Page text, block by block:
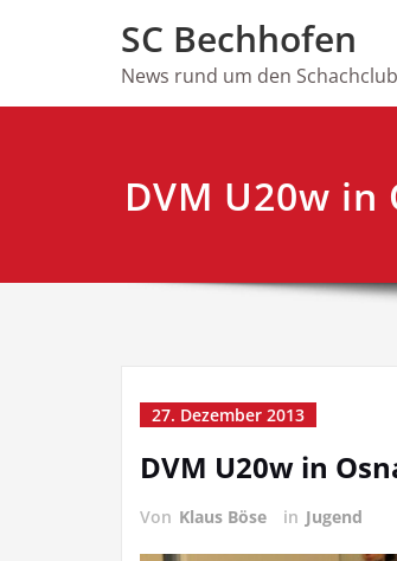
SC Bechhofen
News rund um den
DVM U20w
27. Dezember 2013
DVM U20w in
Von Klaus Böse in Jugend